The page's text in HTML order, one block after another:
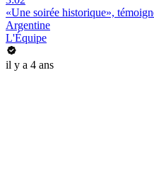
«Une soirée historique»,
Argentine
L'Équipe
il y a 4 ans